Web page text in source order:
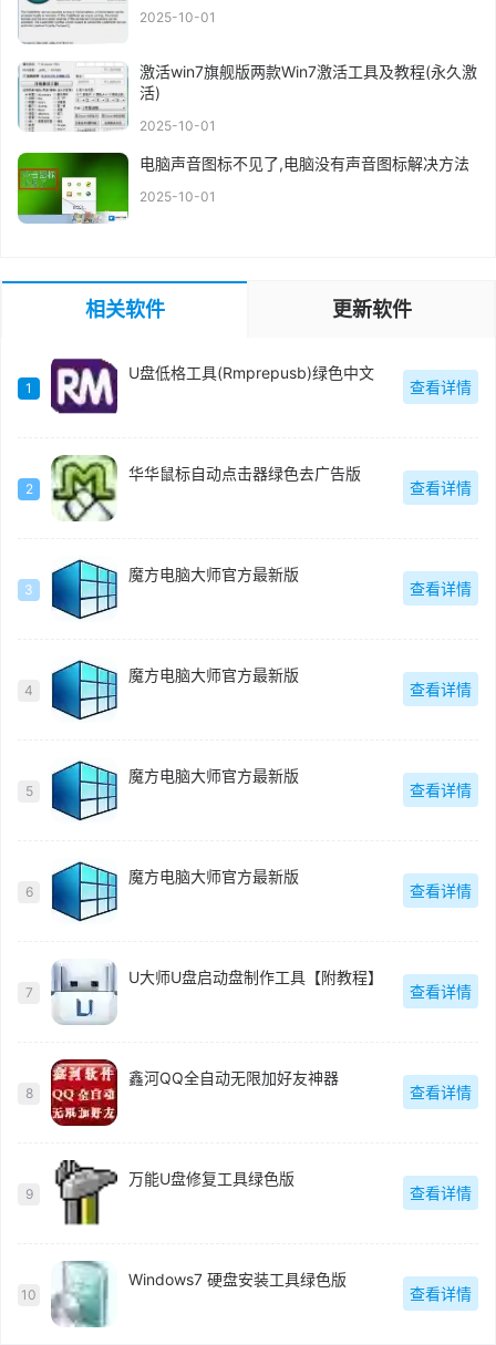
2025-10-01
激活win7旗舰版两款Win7激活工具及教程(永久激
活)
2025-10-01
电脑声音图标不见了,电脑没有声音图标解决方法
2025-10-01
相关软件 更新软件
1
U盘低格工具(Rmprepusb)绿色中文
查看详情
2
华华鼠标自动点击器绿色去广告版
查看详情
3
魔方电脑大师官方最新版
查看详情
4
魔方电脑大师官方最新版
查看详情
5
魔方电脑大师官方最新版
查看详情
6
魔方电脑大师官方最新版
查看详情
7
U大师U盘启动盘制作工具【附教程】
查看详情
8
鑫河QQ全自动无限加好友神器
查看详情
9
万能U盘修复工具绿色版
查看详情
10
Windows7 硬盘安装工具绿色版
查看详情